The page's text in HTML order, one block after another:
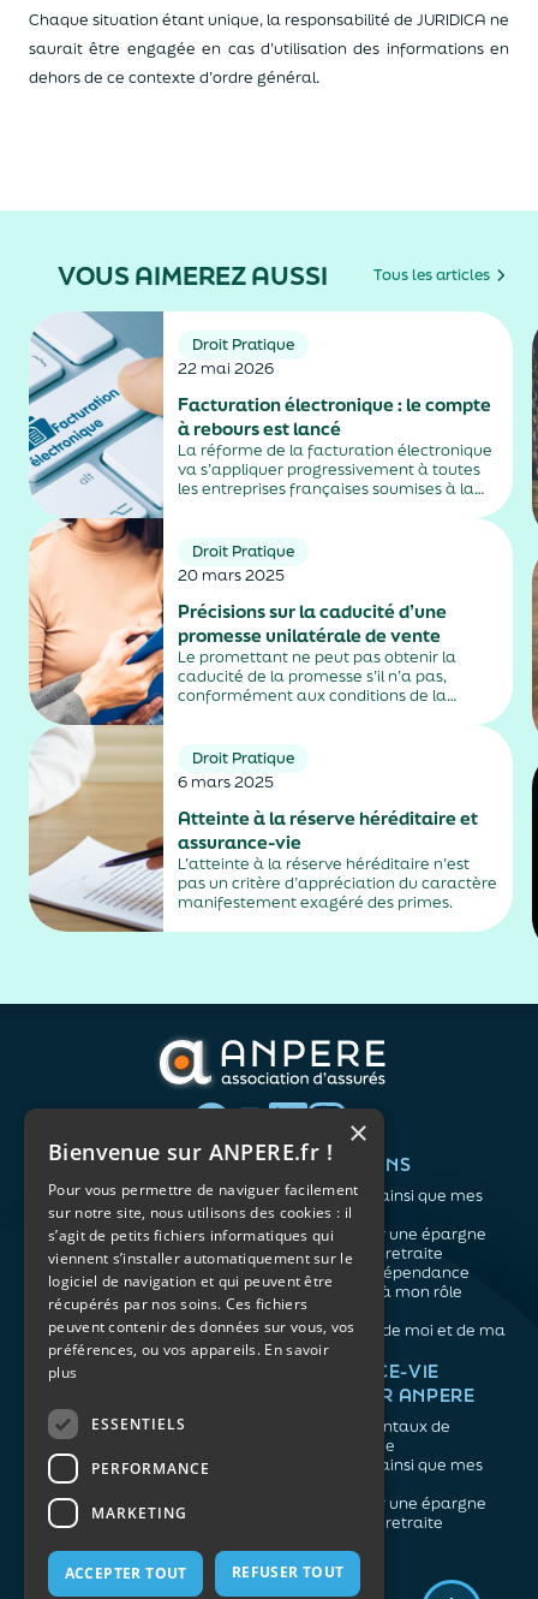
Chaque situation étant unique, la responsabilité de JURIDICA ne
saurait être engagée en cas d’utilisation des informations en
dehors de ce contexte d’ordre général.
VOUS AIMEREZ AUSSI Tous les articles
Droit Pratique
22 mai 2026
Facturation électronique : le compte
à rebours est lancé
La réforme de la facturation électronique
va s’appliquer progressivement à toutes
les entreprises françaises soumises à la
2026 puis une montée en charge en 2027,
selon la nature de leur activité. Un
calendrier qui...
Droit Pratique
20 mars 2025
Précisions sur la caducité d’une
promesse unilatérale de vente
Le promettant ne peut pas obtenir la
caducité de la promesse s’il n’a pas,
conformément aux conditions de la
Droit Pratique
6 mars 2025
Atteinte à la réserve héréditaire et
assurance-vie
L’atteinte à la réserve héréditaire n’est
pas un critère d’appréciation du caractère
manifestement exagéré des primes.
Mentions légales
QUI SOMMES-NOUS ?
L'association
Notre organisation
L’équipe
Les atouts du contrat
associatif
VOS BESOINS
Me protéger ainsi que mes
proches
Me constituer une épargne
Préparer ma retraite
Anticiper la dépendance
Me préparer à mon rôle
d'aidant
Prendre soin de moi et de ma
santé
NOS ARTICLES
Retraite
Prévoyance
Dépendance
Aidants
ASSURANCE-VIE
FACILE PAR ANPERE
Les fondamentaux de
l'assurance vie
Me protéger ainsi que mes
Me constituer une épargne
Préparer ma retraite
×
Bienvenue sur ANPERE.fr !
Pour vous permettre de naviguer facilement
sur notre site, nous utilisons des cookies : il
s’agit de petits fichiers informatiques qui
viennent s’installer automatiquement sur le
logiciel de navigation et qui peuvent être
récupérés par nos soins. Ces fichiers
peuvent contenir des données sur vous, vos
préférences, ou vos appareils. En savoir
plus
ESSENTIELS
PERFORMANCE
MARKETING
ACCEPTER TOUT REFUSER TOUT